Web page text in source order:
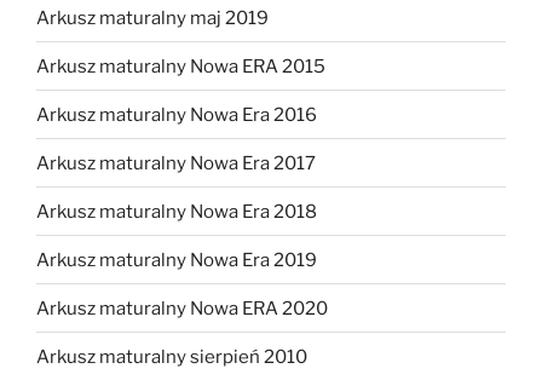
Arkusz maturalny maj 2019
Arkusz maturalny Nowa ERA 2015
Arkusz maturalny Nowa Era 2016
Arkusz maturalny Nowa Era 2017
Arkusz maturalny Nowa Era 2018
Arkusz maturalny Nowa Era 2019
Arkusz maturalny Nowa ERA 2020
Arkusz maturalny sierpień 2010